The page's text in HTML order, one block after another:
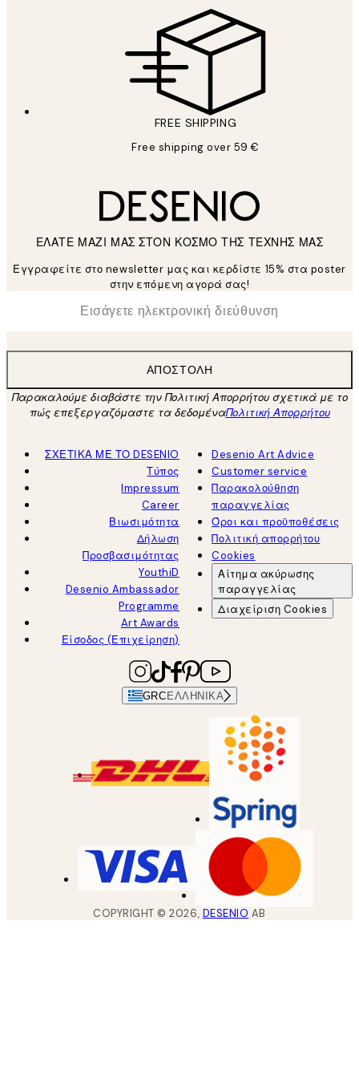
FREE SHIPPING
Free shipping over 59 €
ΕΛΑΤΕ ΜΑΖΙ ΜΑΣ ΣΤΟΝ ΚΟΣΜΟ ΤΗΣ ΤΕΧΝΗΣ ΜΑΣ
Εγγραφείτε στο newsletter μας και κερδίστε 15% στα poster
στην επόμενη αγορά σας!
Ηλεκτρονική Διεύθυνση
ΑΠΟΣΤΟΛΉ
Παρακαλούμε διαβάστε την Πολιτική Απορρήτου σχετικά με το
πώς επεξεργαζόμαστε τα δεδομέναΠολιτική Απορρήτου
ΣΧΕΤΙΚΑ ΜΕ ΤΟ DESENIO
Τύπος
Impressum
Career
Βιωσιμότητα
Δήλωση
Προσβασιμότητας
YouthiD
Desenio Ambassador
Programme
Art Awards
Είσοδος (Επιχείρηση)
Desenio Art Advice
Customer service
Παρακολούθηση
παραγγελίας
Όροι και προϋποθέσεις
Πολιτική απορρήτου
Cookies
Αίτημα ακύρωσης
παραγγελίας
Διαχείριση Cookies
GRC ΕΛΛΗΝΙΚΆ
COPYRIGHT ©2026, DESENIO AB